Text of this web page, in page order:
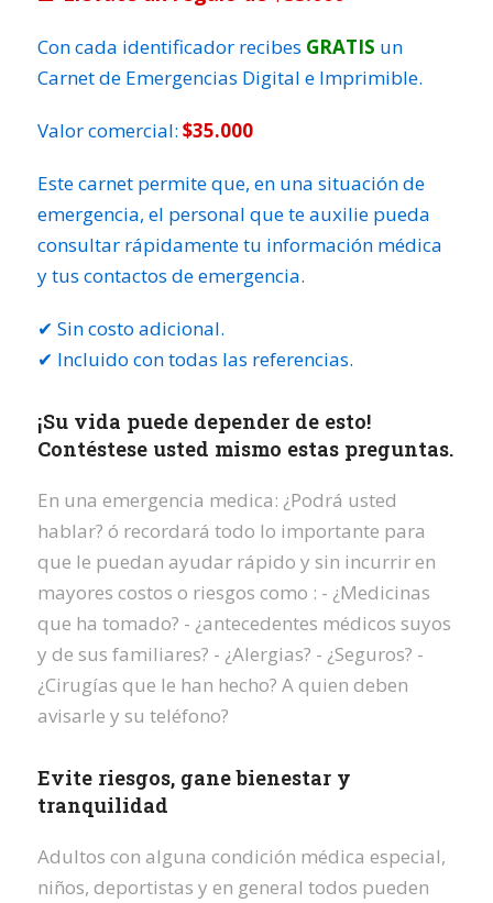
Con cada identificador recibes GRATIS un
Carnet de Emergencias Digital e Imprimible.
Valor comercial: $35.000
Este carnet permite que, en una situación de
emergencia, el personal que te auxilie pueda
consultar rápidamente tu información médica
y tus contactos de emergencia.
✔ Sin costo adicional.
✔ Incluido con todas las referencias.
¡Su vida puede depender de esto!
Contéstese usted mismo estas preguntas.
En una emergencia medica: ¿Podrá usted
hablar? ó recordará todo lo importante para
que le puedan ayudar rápido y sin incurrir en
mayores costos o riesgos como : - ¿Medicinas
que ha tomado? - ¿antecedentes médicos suyos
y de sus familiares? - ¿Alergias? - ¿Seguros? -
¿Cirugías que le han hecho? A quien deben
avisarle y su teléfono?
Evite riesgos, gane bienestar y
tranquilidad
Adultos con alguna condición médica especial,
niños, deportistas y en general todos pueden